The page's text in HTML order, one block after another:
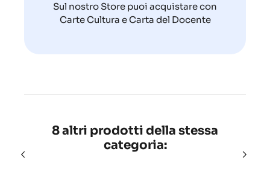
Sul nostro Store puoi acquistare con
Carte Cultura e Carta del Docente
8 altri prodotti della stessa
categoria: